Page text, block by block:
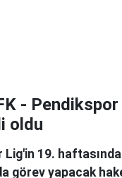
- Pendikspor
oldu
Lig'in 19.
görev yapacak